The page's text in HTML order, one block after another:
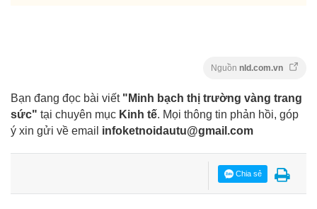
Nguồn nld.com.vn
Bạn đang đọc bài viết "Minh bạch thị trường vàng trang
sức" tại chuyên mục Kinh tế. Mọi thông tin phản hồi, góp
ý xin gửi về email infoketnoidautu@gmail.com
Chia sẻ